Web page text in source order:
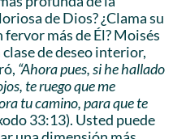
de Dios? ¿Clama su
fervor más de Él? Moisés
clase de deseo interior,
“Ahora pues, si he hallado
te ruego que me
tu camino, para que te
33:13). Usted puede